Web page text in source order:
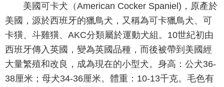
美國可卡犬（American Cocker Spaniel)，原產於
美國，源於西班牙的獵鳥犬，又稱為可卡獵鳥犬、可
卡獚、斗雞獚、AKC分類屬於運動犬組。10世紀初由
西班牙傳入英國，變為英國品種，而後被帶到美國經
大量繁殖和改良，成為現在的小型犬。身高：公犬36-
38厘米；母犬34-36厘米。體重：10-13千克。毛色有